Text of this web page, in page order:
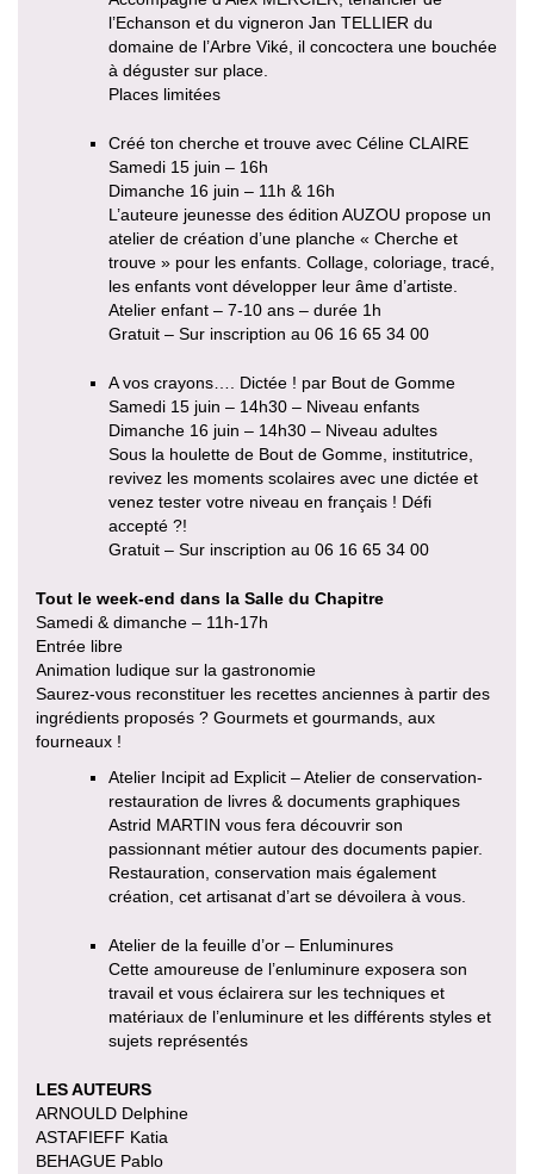
l’Echanson et du vigneron Jan TELLIER du
domaine de l’Arbre Viké, il concoctera une bouchée
à déguster sur place.
Places limitées
Créé ton cherche et trouve avec Céline CLAIRE
Samedi 15 juin – 16h
Dimanche 16 juin – 11h & 16h
L’auteure jeunesse des édition AUZOU propose un
atelier de création d’une planche « Cherche et
trouve » pour les enfants. Collage, coloriage, tracé,
les enfants vont développer leur âme d’artiste.
Atelier enfant – 7-10 ans – durée 1h
Gratuit – Sur inscription au 06 16 65 34 00
A vos crayons…. Dictée ! par Bout de Gomme
Samedi 15 juin – 14h30 – Niveau enfants
Dimanche 16 juin – 14h30 – Niveau adultes
Sous la houlette de Bout de Gomme, institutrice,
revivez les moments scolaires avec une dictée et
venez tester votre niveau en français ! Défi
accepté ?!
Gratuit – Sur inscription au 06 16 65 34 00
Tout le week-end dans la Salle du Chapitre
Samedi & dimanche – 11h-17h
Entrée libre
Animation ludique sur la gastronomie
Saurez-vous reconstituer les recettes anciennes à partir des
ingrédients proposés ? Gourmets et gourmands, aux
fourneaux !
Atelier Incipit ad Explicit – Atelier de conservation-
restauration de livres & documents graphiques
Astrid MARTIN vous fera découvrir son
passionnant métier autour des documents papier.
Restauration, conservation mais également
création, cet artisanat d’art se dévoilera à vous.
Atelier de la feuille d’or – Enluminures
Cette amoureuse de l’enluminure exposera son
travail et vous éclairera sur les techniques et
matériaux de l’enluminure et les différents styles et
sujets représentés
LES AUTEURS
ARNOULD Delphine
ASTAFIEFF Katia
BEHAGUE Pablo